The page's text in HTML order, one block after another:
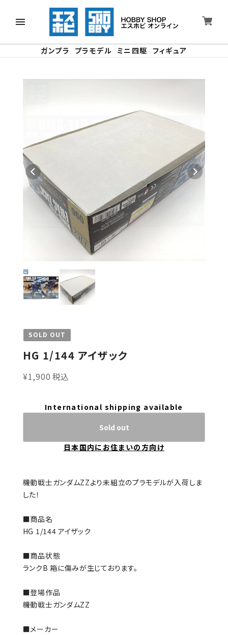
ガンプラ プラモデル ミニ四駆 フィギュア
SOLD OUT
HG 1/144 アイザック
¥1,900 税込
International shipping available
Sold out
日本国内にお住まいの方向け
機動戦士ガンダムZZより未組立のプラモデルが入荷しま
した！
■商品名
HG 1/144 アイザック
■商品状態
ランクB 箱に傷みが生じております。
■登場作品
機動戦士ガンダムZZ
■メーカー